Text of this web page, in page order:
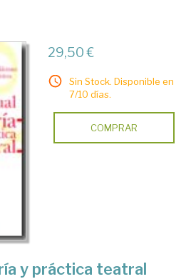
29,50 €
Sin Stock. Disponible en
7/10 días.
COMPRAR
y práctica teatral